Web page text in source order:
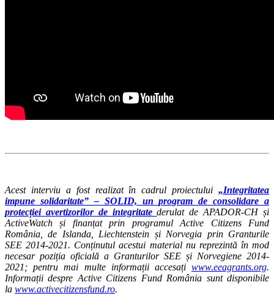
Acest interviu a fost realizat în cadrul proiectului „Integritatea
impune solidaritate” – SOLID, un program de consolidare a
protecției avertizorilor de integritatederulat de APADOR-CH și
ActiveWatch și finanțat prin programul Active Citizens Fund
România, de Islanda, Liechtenstein și Norvegia prin Granturile
SEE 2014-2021. Conținutul acestui material nu reprezintă în mod
necesar poziția oficială a Granturilor SEE și Norvegiene 2014-
2021; pentru mai multe informații accesați www.eeagrants.org.
Informații despre Active Citizens Fund România sunt disponibile
la www.activecitizensfund.ro.